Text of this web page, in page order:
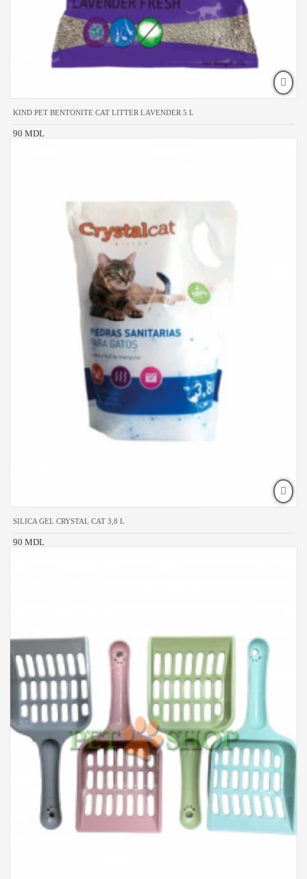
KIND PET BENTONITE CAT LITTER LAVENDER 5 L
90 MDL
SILICA GEL CRYSTAL CAT 3,8 L
90 MDL